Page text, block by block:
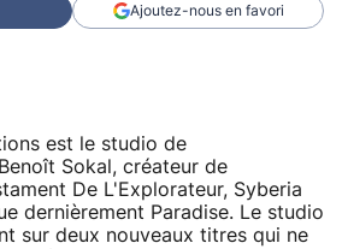
Ajoutez-nous en favori
est le studio de
Sokal, créateur de
De L'Explorateur, Syberia
dernièrement Paradise. Le studio
sur deux nouveaux titres qui ne